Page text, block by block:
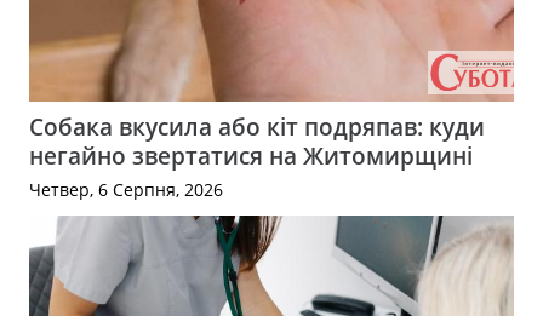
Собака вкусила або кіт подряпав: куди
негайно звертатися на Житомирщині
Четвер, 6 Серпня, 2026